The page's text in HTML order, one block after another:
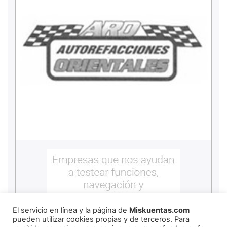
El servicio en línea y la página de Miskuentas.com
pueden utilizar cookies propias y de terceros. Para